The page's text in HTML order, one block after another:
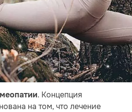
. Концепция
на том, что лечение